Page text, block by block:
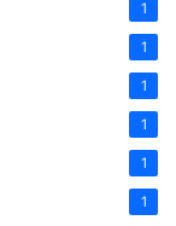
1
1
1
1
1
1